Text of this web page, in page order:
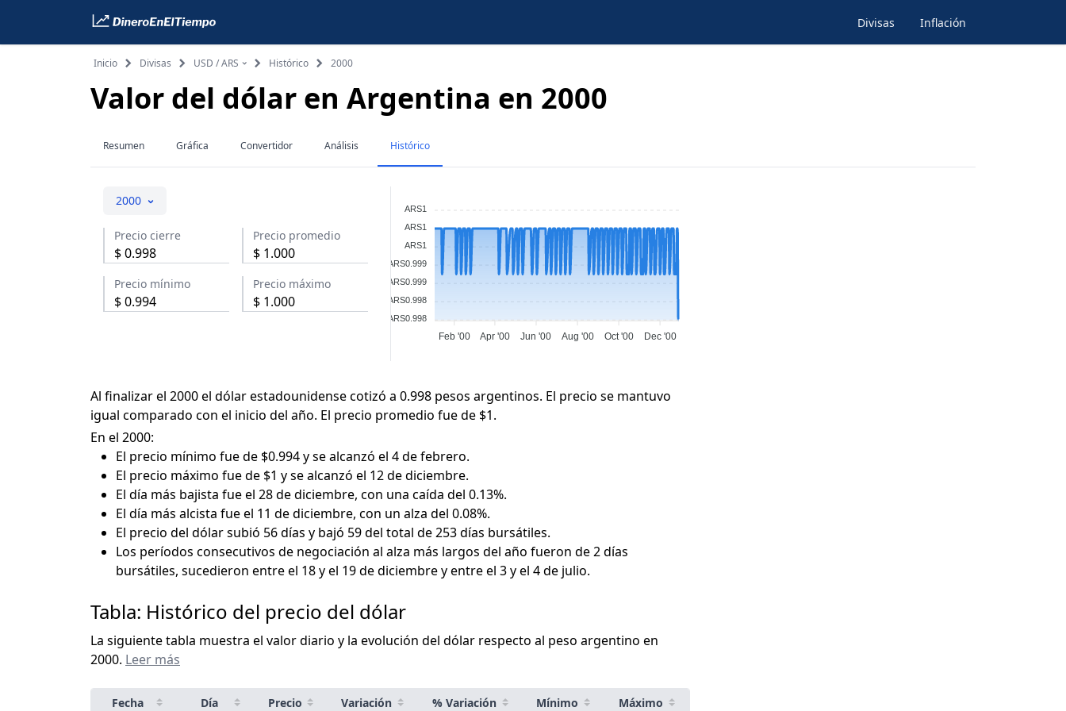
Divisas Inflación
Inicio Divisas USD / ARS Histórico 2000
Valor del dólar en Argentina en 2000
Resumen Gráfica Convertidor Análisis Histórico
2000
Precio cierre
$0.998
Precio promedio
$ 1.000
Precio mínimo
$0.994
Precio máximo
$ 1.000
ARS1
ARS1
ARS1
ARS0.999
ARS0.999
ARS0.998
ARS0.998
Feb '00 Apr '00 Jun '00 Aug '00 Oct '00 Dec '00
Al finalizar el 2000 el dólar estadounidense cotizó a 0.998 pesos argentinos. El precio se mantuvo
igual comparado con el inicio del año. El precio promedio fue de $1.
En el 2000:
El precio mínimo fue de $0.994 y se alcanzó el 4 de febrero.
El precio máximo fue de $1 y se alcanzó el 12 de diciembre.
El día más bajista fue el 28 de diciembre, con una caída del 0.13%.
El día más alcista fue el 11 de diciembre, con un alza del 0.08%.
El precio del dólar subió 56 días y bajó 59 del total de 253 días bursátiles.
Los períodos consecutivos de negociación al alza más largos del año fueron de 2 días
bursátiles, sucedieron entre el 18 y el 19 de diciembre y entre el 3 y el 4 de julio.
Tabla: Histórico del precio del dólar
La siguiente tabla muestra el valor diario y la evolución del dólar respecto al peso argentino en
2000. Leer más
Fecha Día Precio Variación % Variación Mínimo Máximo